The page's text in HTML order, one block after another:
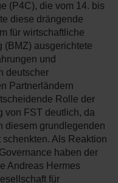
(P4C), die vom 14. bis
diese drängende
für wirtschaftliche
(BMZ) ausgerichtete
und
deutscher
Partnerländern
Rolle der
von FST deutlich, da
diesem grundlegenden
Als Reaktion
haben der
Andreas Hermes
für